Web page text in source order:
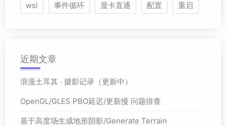
wsl 事件循环 显卡直通 配置 重启
近期文章
浪漫土耳其 · 摄影记录（更新中）
OpenGL/GLES PBO延迟/更新慢 问题排查
基于高度场生成地形阴影/Generate Terrain